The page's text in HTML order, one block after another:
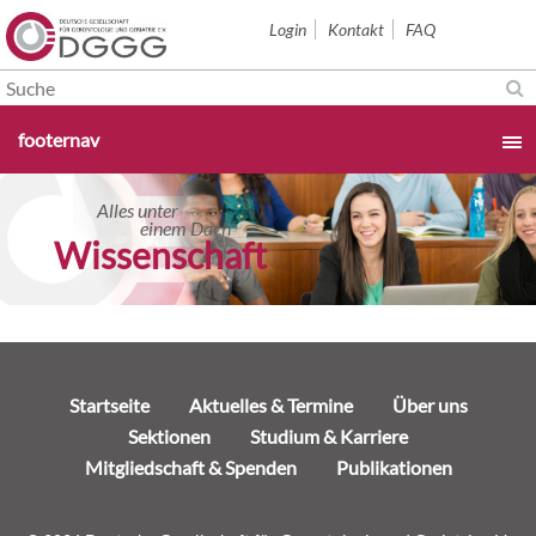
Navigation
Login Kontakt FAQ
überspringen
footernav
Aktuelles & Termine
Über uns
Sektionen
Studium & Karriere
Alles unter
einem Dach
Wissenschaft
NavigationStartseite Aktuelles & Termine
Über uns
Sektionen
Studium & Karriere
Mitgliedschaft & Spenden
Publikationen